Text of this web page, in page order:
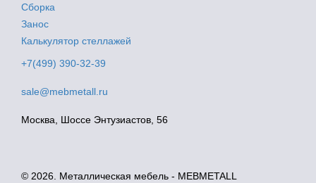
Сборка
Занос
Калькулятор стеллажей
+7(499) 390-32-39
sale@mebmetall.ru
Москва, Шоссе Энтузиастов, 56
© 2026. Металлическая мебель - MEBMETALL